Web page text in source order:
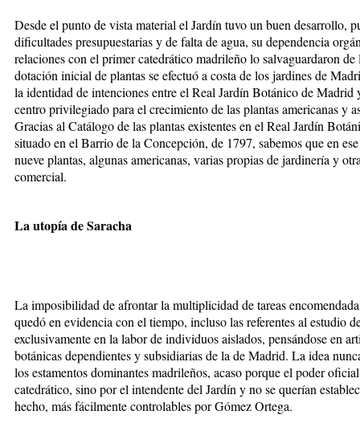
Desde el punto de vista material el Jardín tuvo un buen desarrollo,
dificultades presupuestarias y de falta de agua, su dependencia
relaciones con el primer catedrático madrileño lo salvaguardaron
dotación inicial de plantas se efectuó a costa de los jardines de
la identidad de intenciones entre el Real Jardín Botánico de
centro privilegiado para el crecimiento de las plantas americanas y
Gracias al Catálogo de las plantas existentes en el Real Jardín
situado en el Barrio de la Concepción, de 1797, sabemos que en
nueve plantas, algunas americanas, varias propias de jardinería y
comercial.
La utopía de Saracha
La imposibilidad de afrontar la multiplicidad de tareas
quedó en evidencia con el tiempo, incluso las referentes al estudio
exclusivamente en la labor de individuos aislados, pensándose en
botánicas dependientes y subsidiarias de la de Madrid. La idea
los estamentos dominantes madrileños, acaso porque el poder
catedrático, sino por el intendente del Jardín y no se querían
hecho, más fácilmente controlables por Gómez Ortega.